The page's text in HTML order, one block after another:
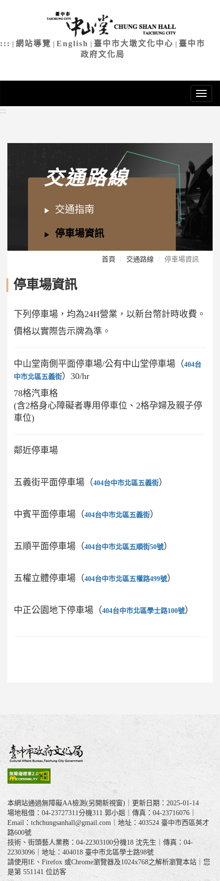
要
::: |網站導覽 |English 臺中市大墩文化中心
臺中市
政府文化局
:::
交通路線
交通指南
停車場資訊
首頁 交通路線 停車場資訊
停車場資訊
下列停車場，均為24H營業，以新台幣計時收費。
價格以實際告示牌為準。
中山堂南側平面停車場/公有中山堂停車場（404台
中市北區五義街）30/hr
78格汽車格
(含2格身心障礙者專用停車位、2格孕婦及親子停
車位)
鄰近停車場
五義街平面停車場（404台中市北區五義街）
中賓平面停車場（404台中市北區五義街）
五順平面停車場（404台中市北區五順街50號）
五權立體停車場（404台中市北區五權路499號）
中正公園地下停車場（404台中市北區學士路100號）
本網站通過無障礙AA檢測(另開新視窗)｜更新日期：2025-01-14
場地租借：04-23727311分機311 郭小姐｜傳真：04-23716076｜
Email：tchchungsanhall@gmail.com｜地址：403524 臺中市西區英才
路600號
技術、街頭藝人業務：04-22303100分機18 沈先生｜傳真：04-
22303096｜地址：404018 臺中市北區學士路98號
請使用IE、Firefox 或Chrome瀏覽器及1024x768之解析瀏覽本站｜您
是第 551141 位訪客